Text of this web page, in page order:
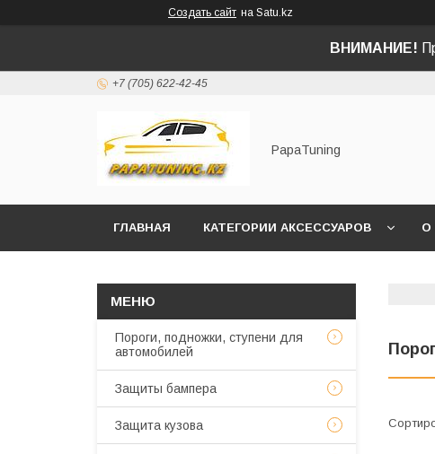
Создать сайт на Satu.kz
ВНИМАНИЕ!
+7 (705) 622-42-45
PapaTuning
ГЛАВНАЯ КАТЕГОРИИ АКСЕССУАРОВ О
Пороги, подножки, ступени для
автомобилей
Защиты бампера
Защита кузова